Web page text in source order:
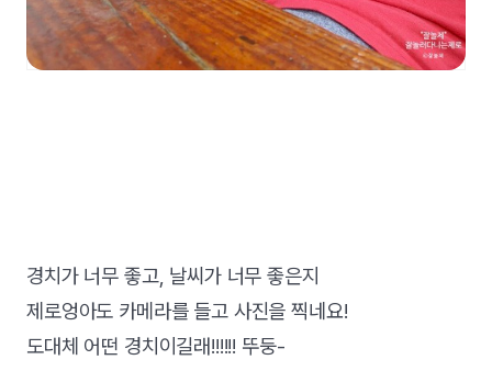
경치가 너무 좋고, 날씨가 너무 좋은지
제로엉아도 카메라를 들고 사진을 찍네요!
도대체 어떤 경치이길래!!!!!! 뚜둥-